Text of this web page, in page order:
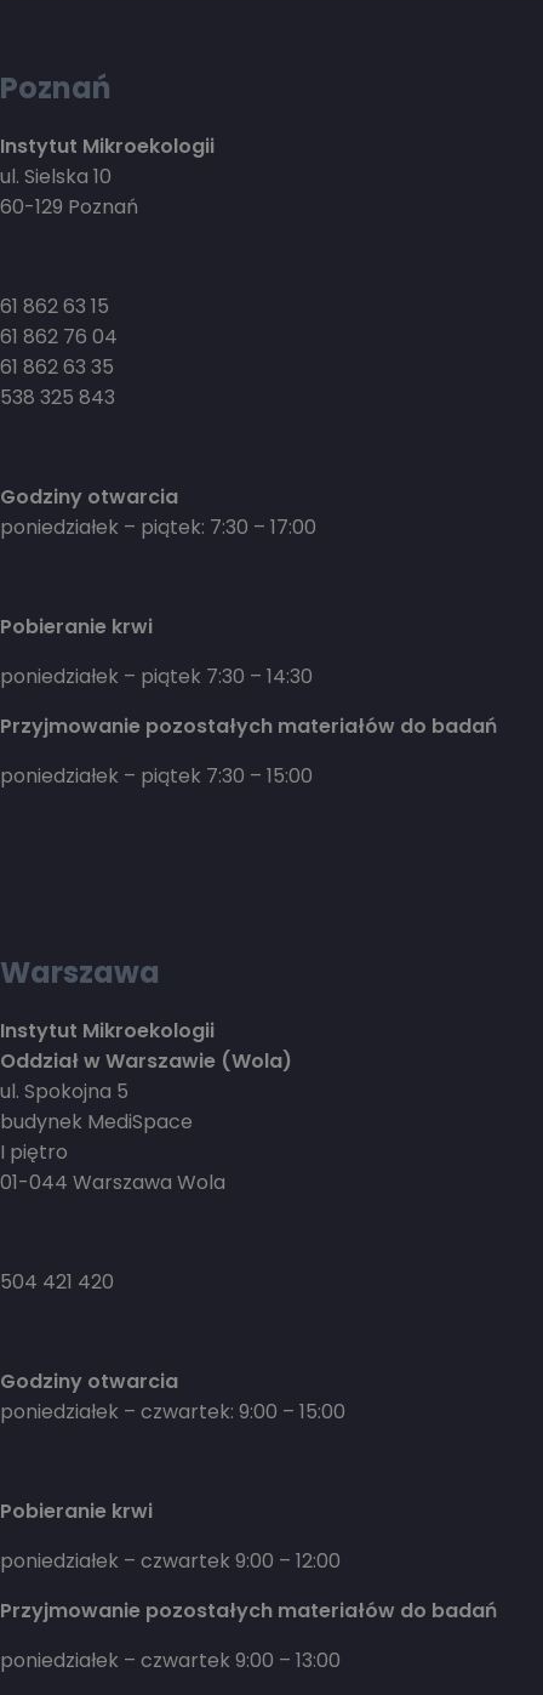
Poznań
Instytut Mikroekologii
ul. Sielska 10
60-129 Poznań
61 862 63 15
61 862 76 04
61 862 63 35
538 325 843
Godziny otwarcia
poniedziałek – piątek: 7:30 – 17:00
Pobieranie krwi
poniedziałek – piątek 7:30 – 14:30
Przyjmowanie pozostałych materiałów do badań
poniedziałek – piątek 7:30 – 15:00
Warszawa
Instytut Mikroekologii
Oddział w Warszawie (Wola)
ul. Spokojna 5
budynek MediSpace
I piętro
01-044 Warszawa Wola
504 421 420
Godziny otwarcia
poniedziałek – czwartek: 9:00 – 15:00
Pobieranie krwi
poniedziałek – czwartek 9:00 – 12:00
Przyjmowanie pozostałych materiałów do badań
poniedziałek – czwartek 9:00 – 13:00